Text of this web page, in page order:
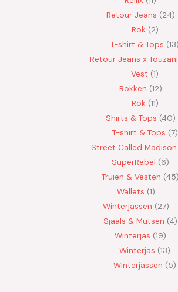
Retour Jeans 24
Rok 2
T-shirt & Tops 13
Retour Jeans x Touzani
Vest 1
Rokken 12
Rok 11
Shirts & Tops 40
T-shirt & Tops 7
Street Called Madison
SuperRebel
6
Truien & Vesten 45
Wallets 1
Winterjassen
27
Sjaals & Mutsen 4
Winterjas 19
Winterjas 13
Winterjassen
5